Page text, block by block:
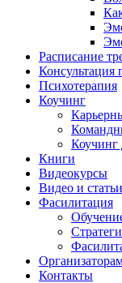
Расписание
Консультация
Психотерапия
Коучинг
Коучинг
Книги
Видеокурсы
Видео и статьи
Фасилитация
Контакты